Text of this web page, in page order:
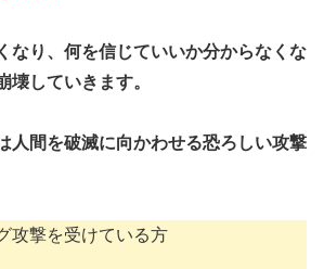
なり、何を信じていいか分からなくな
壊していきます。
人間を破滅に向かわせる恐ろしい攻撃
攻撃を受けている方